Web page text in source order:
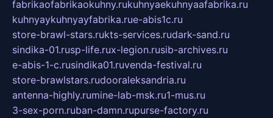
fabrikaofabrikaokuhny.rukuhnyaekuhnyaafabrika.ru
kuhnyaykuhnyayfabrika.rue-abis1c.ru
store-brawl-stars.rukts-services.rudark-sand.ru
sindika-01.rusp-life.rux-legion.rusib-archives.ru
e-abis-1-c.rusindika01.ruvenda-festival.ru
store-brawlstars.rudooraleksandria.ru
antenna-highly.rumine-lab-msk.ru1-mus.ru
3-sex-porn.ruban-damn.rupurse-factory.ru